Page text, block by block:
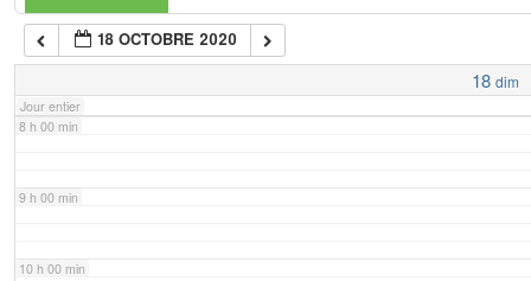
18 OCTOBRE 2020
18 dim
Jour entier
7 h 00 min
8 h 00 min
9 h 00 min
10 h 00 min